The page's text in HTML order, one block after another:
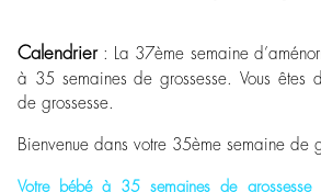
Calendrier: La 37ème semaine
à 35 semaines de grossesse. Vous êtes
de grossesse.
Bienvenue dans votre 35ème semaine de
Votre bébé à 35 semaines de grossesse